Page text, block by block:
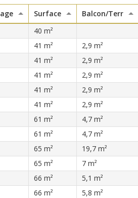
Surface
Balcon/Terr
40 m²
41 m²
2,9 m²
41 m²
2,9 m²
41 m²
2,9 m²
41 m²
2,9 m²
41 m²
2,9 m²
61 m²
4,7 m²
61 m²
4,7 m²
65 m²
19,7 m²
65 m²
7 m²
66 m²
5,1 m²
66 m²
5,8 m²